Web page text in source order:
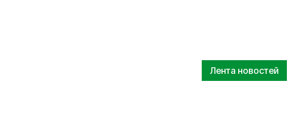
Лента новостей